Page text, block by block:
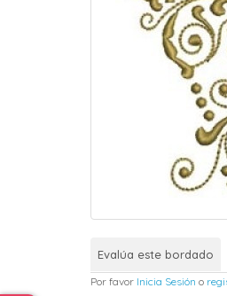
Evalúa este bordado
Por favor Inicia Sesión o